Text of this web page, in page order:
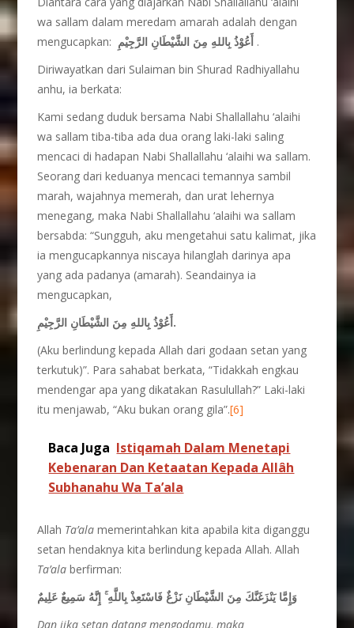
wa sallam dalam meredam amarah adalah dengan
mengucapkan: أَعُوْذُ بِاللهِ مِنَ الشَّيْطَانِ الرَّجِيْمِ .
Diriwayatkan dari Sulaiman bin Shurad Radhiyallahu
anhu, ia berkata:
Kami sedang duduk bersama Nabi Shallallahu ‘alaihi
wa sallam tiba-tiba ada dua orang laki-laki saling
mencaci di hadapan Nabi Shallallahu ‘alaihi wa sallam.
Seorang dari keduanya mencaci temannya sambil
marah, wajahnya memerah, dan urat lehernya
menegang, maka Nabi Shallallahu ‘alaihi wa sallam
bersabda: “Sungguh, aku mengetahui satu kalimat, jika
ia mengucapkannya niscaya hilanglah darinya apa
yang ada padanya (amarah). Seandainya ia
mengucapkan,
أَعُوْذُ بِاللهِ مِنَ الشَّيْطَانِ الرَّجِيْمِ.
(Aku berlindung kepada Allah dari godaan setan yang
terkutuk)”. Para sahabat berkata, “Tidakkah engkau
mendengar apa yang dikatakan Rasulullah?” Laki-laki
itu menjawab, “Aku bukan orang gila”.[6]
Baca Juga Istiqamah Dalam Menetapi
Kebenaran Dan Ketaatan Kepada Allâh
Subhanahu Wa Ta’ala
Allah Ta’ala memerintahkan kita apabila kita diganggu
setan hendaknya kita berlindung kepada Allah. Allah
Ta’ala berfirman:
وَإِمَّا يَنْزَغَنَّكَ مِنَ الشَّيْطَانِ نَزْغٌ فَاسْتَعِذْ بِاللَّهِۚإِنَّهُ سَمِيعٌ عَلِيمٌ
Dan jika setan datang mengodamu, maka